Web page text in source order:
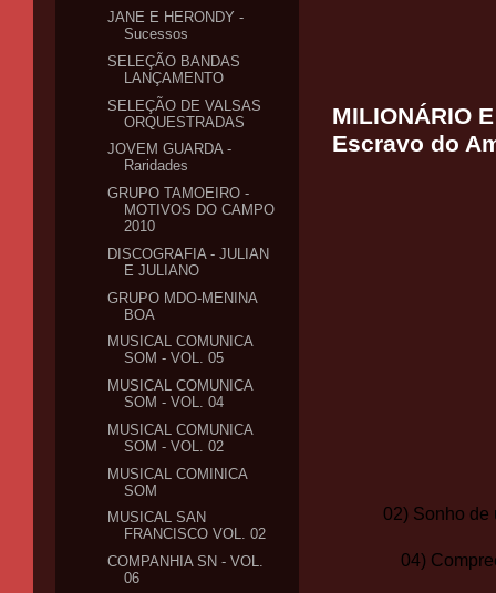
MILIONÁRIO
Escravo do
02) Sonho de
04)
JANE E HERONDY -
Sucessos
SELEÇÃO BANDAS
LANÇAMENTO
SELEÇÃO DE VALSAS
ORQUESTRADAS
JOVEM GUARDA -
Raridades
GRUPO TAMOEIRO -
MOTIVOS DO CAMPO
2010
DISCOGRAFIA - JULIAN
E JULIANO
GRUPO MDO-MENINA
BOA
MUSICAL COMUNICA
SOM - VOL. 05
MUSICAL COMUNICA
SOM - VOL. 04
MUSICAL COMUNICA
SOM - VOL. 02
MUSICAL COMINICA
SOM
MUSICAL SAN
FRANCISCO VOL. 02
COMPANHIA SN - VOL.
06